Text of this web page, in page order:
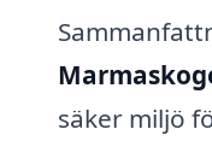
säker miljö